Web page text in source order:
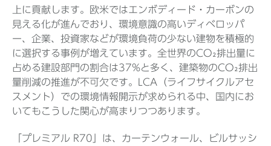
上に貢献します。欧米ではエンボディード・カーボンの
見える化が進んでおり、環境意識の高いディベロッパ
ー、企業、投資家などが環境負荷の少ない建物を積極的
に選択する事例が増えています。全世界のCO₂排出量に
占める建設部門の割合は37%と多く、建築物のCO₂排出
量削減の推進が不可欠です。LCA（ライフサイクルアセ
スメント）での環境情報開示が求められる中、国内にお
いてもこうした関心が高まりつつあります。
「プレミアル R70」は、カーテンウォール、ビルサッシ